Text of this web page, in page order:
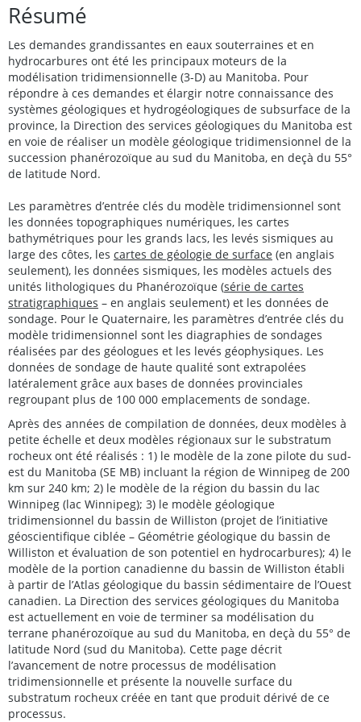
Résumé
Les demandes grandissantes en eaux souterraines et en
hydrocarbures ont été les principaux moteurs de la
modélisation tridimensionnelle (3-D) au Manitoba. Pour
répondre à ces demandes et élargir notre connaissance des
systèmes géologiques et hydrogéologiques de subsurface de la
province, la Direction des services géologiques du Manitoba est
en voie de réaliser un modèle géologique tridimensionnel de la
succession phanérozoïque au sud du Manitoba, en deçà du 55°
de latitude Nord.
Les paramètres d’entrée clés du modèle tridimensionnel sont
les données topographiques numériques, les cartes
bathymétriques pour les grands lacs, les levés sismiques au
large des côtes, les cartes de géologie de surface (en anglais
seulement), les données sismiques, les modèles actuels des
unités lithologiques du Phanérozoïque (série de cartes
stratigraphiques – en anglais seulement) et les données de
sondage. Pour le Quaternaire, les paramètres d’entrée clés du
modèle tridimensionnel sont les diagraphies de sondages
réalisées par des géologues et les levés géophysiques. Les
données de sondage de haute qualité sont extrapolées
latéralement grâce aux bases de données provinciales
regroupant plus de 100 000 emplacements de sondage.
Après des années de compilation de données, deux modèles à
petite échelle et deux modèles régionaux sur le substratum
rocheux ont été réalisés : 1) le modèle de la zone pilote du sud-
est du Manitoba (SE MB) incluant la région de Winnipeg de 200
km sur 240 km; 2) le modèle de la région du bassin du lac
Winnipeg (lac Winnipeg); 3) le modèle géologique
tridimensionnel du bassin de Williston (projet de l’initiative
géoscientifique ciblée – Géométrie géologique du bassin de
Williston et évaluation de son potentiel en hydrocarbures); 4) le
modèle de la portion canadienne du bassin de Williston établi
à partir de l’Atlas géologique du bassin sédimentaire de l’Ouest
canadien. La Direction des services géologiques du Manitoba
est actuellement en voie de terminer sa modélisation du
terrane phanérozoïque au sud du Manitoba, en deçà du 55° de
latitude Nord (sud du Manitoba). Cette page décrit
l’avancement de notre processus de modélisation
tridimensionnelle et présente la nouvelle surface du
substratum rocheux créée en tant que produit dérivé de ce
processus.